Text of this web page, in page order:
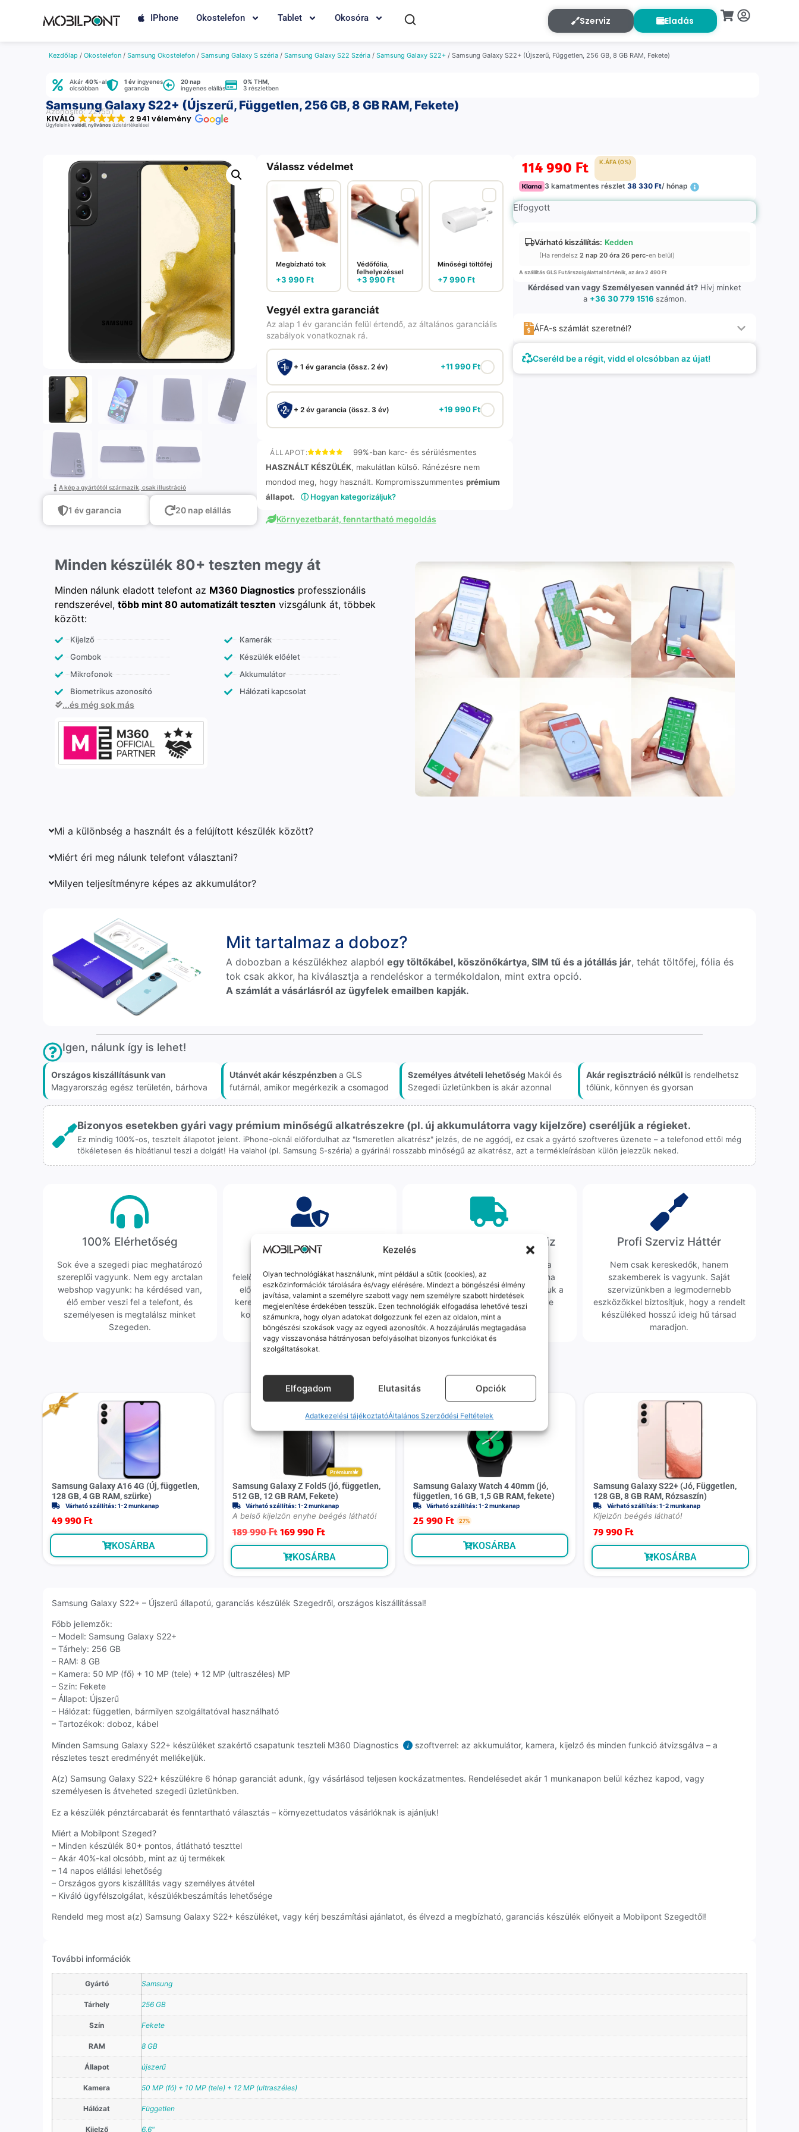
Kezelés
Olyan technológiákat használunk, mint például a sütik (cookies), az
eszközinformációk tárolására és/vagy elérésére. Mindezt a böngészési élmény
javítása, valamint a személyre szabott vagy nem személyre szabott hirdetések
megjelenítése érdekében tesszük. Ezen technológiák elfogadása lehetővé teszi
számunkra, hogy olyan adatokat dolgozzunk fel ezen az oldalon, mint a
böngészési szokások vagy az egyedi azonosítók. A hozzájárulás megtagadása
vagy visszavonása hátrányosan befolyásolhat bizonyos funkciókat és
szolgáltatásokat.
Elfogadom Elutasitás Opciók
Adatkezelési tájékoztatóÁltalános Szerződési Feltételek
IPhone Okostelefon Tablet Okosóra Szerviz Eladás
Kezdőlap / Okostelefon / Samsung Okostelefon / Samsung Galaxy S széria / Samsung Galaxy S22 Széria / Samsung Galaxy S22+ / Samsung Galaxy S22+ (Újszerű, Független, 256 GB, 8 GB RAM, Fekete)
Akár 40%-al
olcsóbban
1 év ingyenes
garancia
20 nap
ingyenes elállás
0% THM
3 részletben
Samsung Galaxy S22+ (Újszerű, Független, 256 GB, 8 GB RAM, Fekete)
Azonosító: 221551
KIVÁLÓ 2 941 vélemény
Ügyfeleink valódi, nyilvános üzletértékelései
A kép a gyártótól származik, csak illustráció
1 év garancia 20 nap elállás
Válassz védelmet
Megbízható tok
+3 990Ft
Védőfólia,
felhelyezéssel
+3 990Ft
Minőségi töltőfej
+7 990Ft
Vegyél extra garanciát
Az alap 1 év garancián felül értendő, az általános garanciális
szabályok vonatkoznak rá.
+ 1 év garancia (össz. 2 év) +11 990Ft
+ 2 év garancia (össz. 3 év) +19 990Ft
ÁLLAPOT:
99%-ban karc- és sérülésmentes
HASZNÁLT KÉSZÜLÉK, makulátlan külső. Ránézésre nem
mondod meg, hogy használt. Kompromisszummentes prémium
állapot.
ⓘ Hogyan kategorizáljuk?
Környezetbarát, fenntartható megoldás
114 990 Ft K.ÁFA (0%)
3 kamatmentes részlet38 330 Ft/ hónap
Elfogyott
Várható kiszállítás: Kedden
(Ha rendelsz2 nap 20 óra 26 perc-en belül)
A szállítás GLS Futárszolgálattal történik, az ára 2 490 Ft
Kérdésed van vagy Személyesen vannéd át? Hívj minket
a +36 30 779 1516 számon.
ÁFA-s számlát szeretnél?
Cseréld be a régit, vidd el olcsóbban az újat!
Minden készülék 80+ teszten megy át
Minden nálunk eladott telefont az M360 Diagnostics professzionális
rendszerével, több mint 80 automatizált teszten vizsgálunk át, többek
között:
Kijelző
Gombok
Mikrofonok
Biometrikus azonosító
Kamerák
Készülék előélet
Akkumulátor
Hálózati kapcsolat
...és még sok más
Mi a különbség a használt és a felújított készülék között?
Miért éri meg nálunk telefont választani?
Milyen teljesítményre képes az akkumulátor?
Mit tartalmaz a doboz?
A dobozban a készülékhez alapbólegy töltőkábel, köszönőkártya, SIM tű és a jótállás jár, tehát töltőfej, fólia és
tok csak akkor, ha kiválasztja a rendeléskor a termékoldalon, mint extra opció.
A számlát a vásárlásról az ügyfelek emailben kapják.
Igen, nálunk így is lehet!
Országos kiszállításunk van
Magyarország egész területén, bárhova
Utánvét akár készpénzben a GLS
futárnál, amikor megérkezik a csomagod
Személyes átvételi lehetőség Makói és
Szegedi üzletünkben is akár azonnal
Akár regisztráció nélkül is rendelhetsz
tőlünk, könnyen és gyorsan
Bizonyos esetekben gyári vagy prémium minőségű alkatrészekre (pl. új akkumulátorra vagy kijelzőre) cseréljük a régieket.
Ez mindig 100%-os, tesztelt állapotot jelent. iPhone-oknál előfordulhat az "Ismeretlen alkatrész" jelzés, de ne aggódj, ez csak a gyártó szoftveres üzenete – a telefonod ettől még
tökéletesen és hibátlanul teszi a dolgát! Ha valahol (pl. Samsung S-széria) a gyárinál rosszabb minőségű az alkatrész, azt a termékleírásban külön jelezzük neked.
100% Elérhetőség
Sok éve a szegedi piac meghatározó
szereplői vagyunk. Nem egy arctalan
webshop vagyunk: ha kérdésed van,
élő ember veszi fel a telefont, és
személyesen is megtalálsz minket
Szegeden.
Korrekt Ügyintézés
felelősségvállalás nálunk alap. Ha ritkán
előfordul egy hiba, nem kifogásokat
keresünk, hanem megoldást. Szakértő
kollégáink azonnal kézbe veszik az
ügyedet.
Ingyenes Futár & Szerviz
Ha messze laksz, mi megyünk a
készülékért. Garanciális probléma
esetén küldjük a futárt, bevizsgáljuk a
telefont, és javítva vagy cserélve
küldjük vissza – neked ez 0 Ft
költséggel jár.
Profi Szerviz Háttér
Nem csak kereskedők, hanem
szakemberek is vagyunk. Saját
szervizünkben a legmodernebb
eszközökkel biztosítjuk, hogy a rendelt
készüléked hosszú ideig hű társad
maradjon.
Mások ezeket is megnézték
Samsung Galaxy A16 4G (Új, független,
128 GB, 4 GB RAM, szürke)
Várható szállítás: 1-2 munkanap
49 990 Ft
KOSÁRBA
-20 000 Ft
Prémium
Samsung Galaxy Z Fold5 (jó, független,
512 GB, 12 GB RAM, Fekete)
Várható szállítás: 1-2 munkanap
A belső kijelzön enyhe beégés látható!
189 990Ft169 990 Ft
KOSÁRBA
Samsung Galaxy Watch 4 40mm (jó,
független, 16 GB, 1,5 GB RAM, fekete)
Várható szállítás: 1-2 munkanap
25 990 Ft 27%
KOSÁRBA
Samsung Galaxy S22+ (Jó, Független,
128 GB, 8 GB RAM, Rózsaszín)
Várható szállítás: 1-2 munkanap
Kijelzőn beégés látható!
79 990 Ft
KOSÁRBA
Samsung Galaxy S22+ – Újszerű állapotú, garanciás készülék Szegedről, országos kiszállítással!
Főbb jellemzők:
– Modell: Samsung Galaxy S22+
– Tárhely: 256 GB
– RAM: 8 GB
– Kamera: 50 MP (fő) + 10 MP (tele) + 12 MP (ultraszéles) MP
– Szín: Fekete
– Állapot: Újszerű
– Hálózat: független, bármilyen szolgáltatóval használható
– Tartozékok: doboz, kábel
Minden Samsung Galaxy S22+ készüléket szakértő csapatunk teszteli M360 Diagnostics i
szoftverrel: az akkumulátor, kamera, kijelző és minden funkció átvizsgálva – a
részletes teszt eredményét mellékeljük.
A(z) Samsung Galaxy S22+ készülékre 6 hónap garanciát adunk, így vásárlásod teljesen kockázatmentes. Rendelésedet akár 1 munkanapon belül kézhez kapod, vagy
személyesen is átveheted szegedi üzletünkben.
Ez a készülék pénztárcabarát és fenntartható választás – környezettudatos vásárlóknak is ajánljuk!
Miért a Mobilpont Szeged?
– Minden készülék 80+ pontos, átlátható teszttel
– Akár 40%-kal olcsóbb, mint az új termékek
– 14 napos elállási lehetőség
– Országos gyors kiszállítás vagy személyes átvétel
– Kiváló ügyfélszolgálat, készülékbeszámítás lehetősége
Rendeld meg most a(z) Samsung Galaxy S22+ készüléket, vagy kérj beszámítási ajánlatot, és élvezd a megbízható, garanciás készülék előnyeit a Mobilpont Szegedtől!
További információk
Gyártó Samsung
Tárhely 256 GB
Szín Fekete
RAM 8 GB
Állapot újszerű
Kamera 50 MP (fő) + 10 MP (tele) + 12 MP (ultraszéles)
Hálózat Független
Kijelző 6.6"